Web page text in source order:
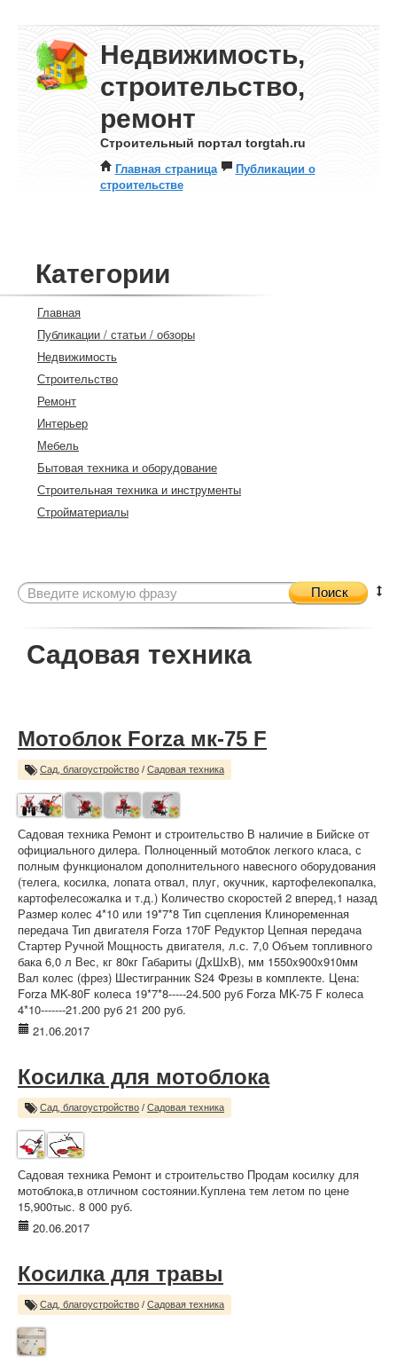
Недвижимость,
строительство,
ремонт
Строительный портал torgtah.ru
Главная страница
Публикации о
строительстве
Категории
Главная
Публикации / статьи / обзоры
Недвижимость
Строительство
Ремонт
Интерьер
Мебель
Бытовая техника и оборудование
Строительная техника и инструменты
Стройматериалы
Поиск
Садовая техника
Мотоблок Forza мк-75 F
Сад, благоустройство / Садовая техника
Садовая техника Ремонт и строительство В наличие в Бийске от
официального дилера. Полноценный мотоблок легкого класа, с
полным функционалом дополнительного навесного оборудования
(телега, косилка, лопата отвал, плуг, окучник, картофелекопалка,
картофелесожалка и т.д.) Количество скоростей 2 вперед,1 назад
Размер колес 4*10 или 19*7*8 Тип сцепления Клиноременная
передача Тип двигателя Forza 170F Редуктор Цепная передача
Стартер Ручной Мощность двигателя, л.с. 7,0 Объем топливного
бака 6,0 л Вес, кг 80кг Габариты (ДхШхВ), мм 1550x900x910мм
Вал колес (фрез) Шестигранник S24 Фрезы в комплекте. Цена:
Forza MK-80F колеса 19*7*8-----24.500 руб Forza MK-75 F колеса
4*10-------21.200 руб 21 200 руб.
21.06.2017
Косилка для мотоблока
Сад, благоустройство / Садовая техника
Садовая техника Ремонт и строительство Продам косилку для
мотоблока,в отличном состоянии.Куплена тем летом по цене
15,900тыс. 8 000 руб.
20.06.2017
Косилка для травы
Сад, благоустройство / Садовая техника